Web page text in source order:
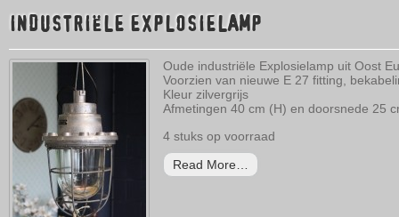
INDUSTRIËLE EXPLOSIELAMP
Oude industriële Explosielamp uit Oost
Voorzien van nieuwe E 27 fitting,
Kleur zilvergrijs
Afmetingen 40 cm (H) en doorsnede 25
4 stuks op voorraad
Read More…